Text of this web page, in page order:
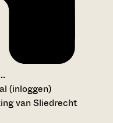
(inloggen)
van Sliedrecht